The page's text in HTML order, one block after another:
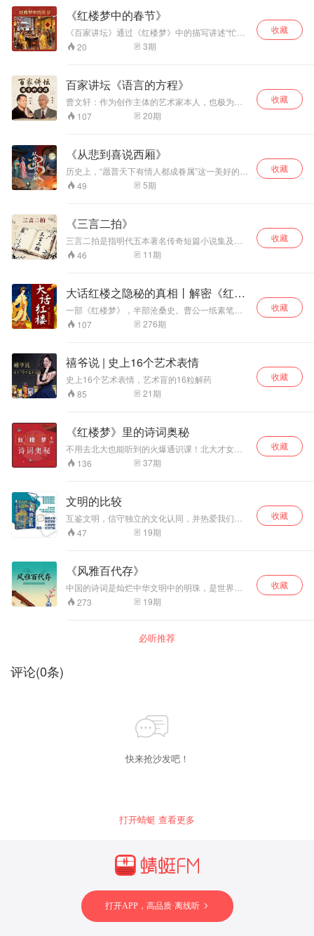
京大讲堂”品读会，南京大学图书馆馆长程章灿教
授品读《南京历代经典散文》。
《红楼梦中的春节》
《百家讲坛》通过《红楼梦》中的描写讲述“忙
年”习俗的由来以及传统节日的民俗习惯。春节是
我国最重要的传统节日，几千年以来它深刻影响
我国的汉族和很多少数民族以及东亚的一些国家
和地区，都要举行各种活动以示庆祝，这些活动
以祭祀神佛、祭奠祖先、除旧布新、迎禧接福、
祈求丰年为主要内容，活动丰富多彩，带有浓郁
的民族特色。但在民间，人们从农历腊月初八就
样发压岁钱、家宴的菜色等，周岭一一讲述。
20 3期
收藏
百家讲坛《语言的方程》
曹文轩：作为创作主体的艺术家本人，也极为看
重自己的感觉。格非：写文章最重要的是表达自
己内心和这个世界的关系。刘心武：任何一个作
背景所影响、所支配。罗宗强：我们应该通过古
典诗词的教育讲点对人生的认识和对人生的热
爱。余光中：想像就是一种洋溢的好奇，无所为
而为的好奇。余秋雨：任何永恒的作品的魅力在
于它永远得不出结论。张世君：悲剧精神首先表
事”，“千古”就是指艺术的时间，写诗就要为艺术
的时间而写。
107 20期
收藏
《从悲到喜说西厢》
历史上，“愿普天下有情人都成眷属”这一美好的愿
望，不知成为多少文学作品的主题，《西厢记》
便是描绘这一主题的最成功的戏剧。天下父母无
为何不让莺莺和自己的心上人张生谈恋爱呢，那
么莺莺的丫鬟红娘又如何设计把老夫人引入陷
阱，从而成就一段美好姻缘的呢？
49 5期
收藏
《三言二拍》
三言二拍是指明代五本著名传奇短篇小说集及拟
话本集的合称。“三言”即《喻世明言》、《警世通
言》、《醒世恒言》的合称。作者为明代冯梦
奇》和《二刻拍案惊奇》的合称。作者凌蒙初。
虽然“三言”“二拍”只是明朝末年的一部通俗流行小
说集锦，然而历经几百年之后，它竟然成为了一
部跨越古今的经典著作，堪称一部奇书。比如我
们熟悉的“杜十娘怒沉百宝箱”、“卖油郎独占花
展现了一幅宋、元、明时期的市井生活长卷，堪
称文学史上的“清明上河图”；第二其是作者
奇，“三言”“二拍”的作者冯梦龙和凌蒙初，原本是
两个失意文人，他们不经意间的一个机缘，就创
领了通俗小说创作之风骚。那么为什么那么多人
写，只有冯梦龙和凌蒙初两人写出了流传后世的
经典之作呢？他们究竟具有怎样的传奇之处呢？
本系列将带领大家一起探寻“三言”“二拍”的前世今
46 11期
收藏
大话红楼之隐秘的真相丨解密《红楼
梦》
一部《红楼梦》，半部沧桑史。曹公一纸素笔，
历时十载春秋，书中字字玑珠，道尽人生百态。
少年不懂红楼梦，读懂已是梦中人。 从庙堂到江
楼，但内容太多，言语复杂，许多人甚至都摸不
到荣国府的大门，让《红楼梦》距离普通人越来
越远了。 同时曹雪芹是个“狡猾”的作者，他用文
字构建了一部表层《红楼梦》，把另一部《红楼
梦》留给读者，期待我们用自己的生平所闻和想
密码，引用部分脂砚斋的批语，加上自己的创
见，以全景方式品读这部社群文化的百科全书。
领你走进真正的大观园，弥补你那从未读过、读
不下来、读不明白《红楼梦》的遗憾。
107 276期
收藏
禧爷说 | 史上16个艺术表情
史上16个艺术表情，艺术盲的16粒解药
85
21期
收藏
《红楼梦》里的诗词奥秘
不用去北大也能听到的火爆通识课！北大才女教
师张一南开讲：《红楼梦》里的诗词是怎样炼成
的
136 37期
收藏
文明的比较
互鉴文明，信守独立的文化认同，并热爱我们的
文明47 19期
收藏
《风雅百代存》
中国的诗词是灿烂中华文明中的明珠，是世界上
独一无二的语言艺术。诗词以言志表情谊，是汉
字文化的最高表现形式，也是华夏文明传承千年
将这一文化遗产传承下去；欣赏诗词，吟诵诗
词，才能更好的体会诗词的魅力。 《风雅百代
界的体悟和生命存在的思考。叶嘉莹 诗歌所传
达的不是死板的知识，而是诗人心灵和感情的一
及到了中国文学发展的一个转折时期。周汝昌
我们要鉴赏唐诗宋词，首先要学会咬文嚼字。朱
273 19期
收藏
必听推荐
评论(0条)
快来抢沙发吧！
打开蜻蜓 查看更多
打开APP，高品质·离线听